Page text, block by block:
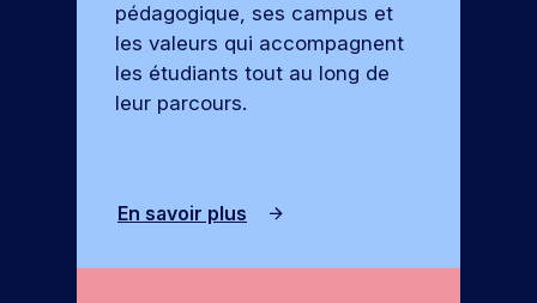
pédagogique, ses campus et
les valeurs qui accompagnent
les étudiants tout au long de
leur parcours.
En savoir plus